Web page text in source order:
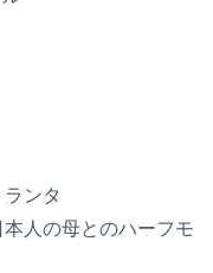
ンタ
人の母とのハーフモ